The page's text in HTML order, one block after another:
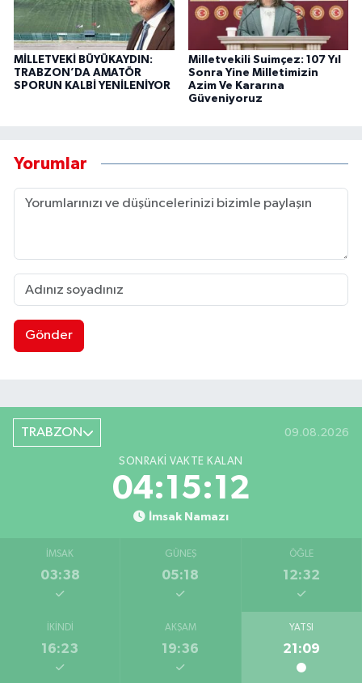
MİLLETVEKİ BÜYÜKAYDIN:
TRABZON’DA AMATÖR
SPORUN KALBİ YENİLENİYOR
Milletvekili Suimçez: 107 Yıl
Sonra Yine Milletimizin
Azim Ve Kararına
Güveniyoruz
Yorumlar
Gönder
TRABZON 09.08.2026
SONRAKI VAKTE KALAN
04:15:11
İmsak Namazı
İMSAK
03:38
GÜNEŞ
05:18
ÖĞLE
12:32
İKINDI
16:23
AKŞAM
19:36
YATSI
21:09